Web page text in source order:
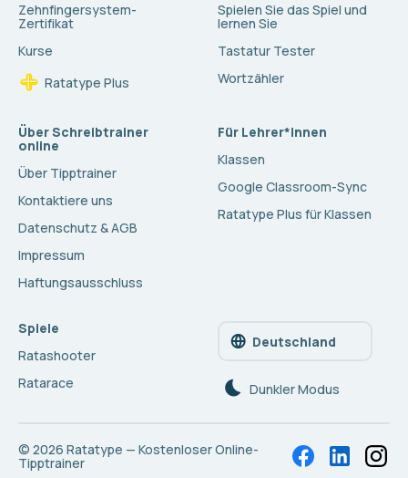
Zehnfingersystem-
Zertifikat
Kurse
Ratatype Plus
Spielen Sie das Spiel und
lernen Sie
Tastatur Tester
Wortzähler
Über Schreibtrainer
online
Über Tipptrainer
Kontaktiere uns
Datenschutz & AGB
Impressum
Haftungsausschluss
Für Lehrer*innen
Klassen
Google Classroom-Sync
Ratatype Plus für Klassen
Spiele
Ratashooter
Ratarace
Deutschland
Dunkler Modus
© 2026 Ratatype — Kostenloser Online-
Tipptrainer